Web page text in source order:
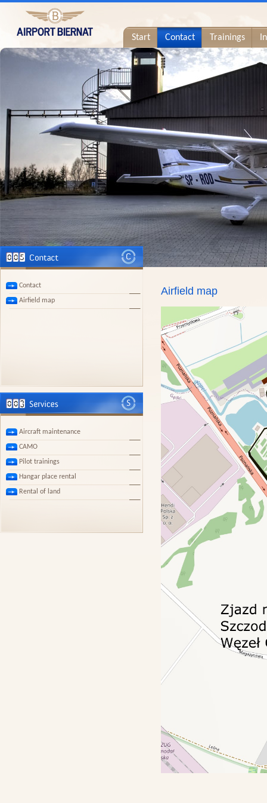
Start Contact Trainings
Contact
Airfield map
Aircraft maintenance
CAMO
Pilot trainings
Hangar place rental
Rental of land
Airfield map